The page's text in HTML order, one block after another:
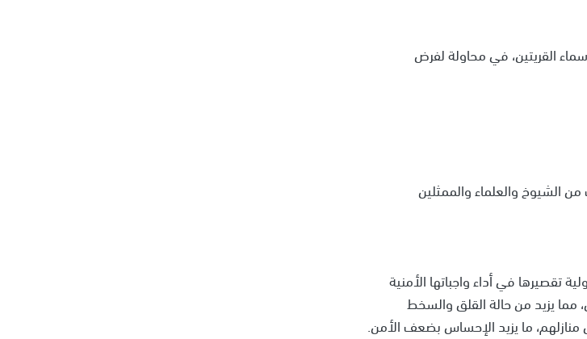
القريتين، في محاولة لفرض
الشيوخ والعلماء والممثلين
تقصيرها في أداء واجباتها الأمنية
يزيد من حالة القلق والسخط
منازلهم، ما يزيد الإحساس بضعف الأمن.